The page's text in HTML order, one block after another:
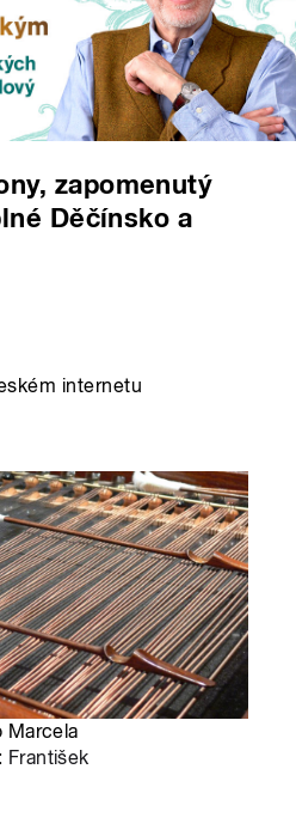
zapomenutý
Děčínsko a
internetu
Marcela
František